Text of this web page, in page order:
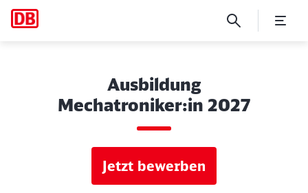
Ausbildung
Mechatroniker:in 2027
Jetzt bewerben